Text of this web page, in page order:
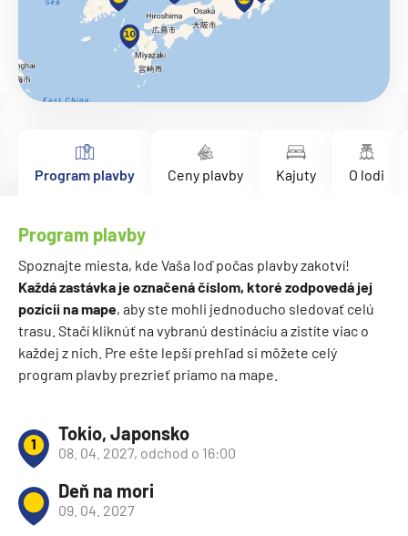
Program plavby Ceny plavby Kajuty O lodi
Program plavby
Spoznajte miesta, kde Vaša loď počas plavby zakotví!
Každá zastávka je označená číslom, ktoré zodpovedá jej
pozícii na mape, aby ste mohli jednoducho sledovať celú
trasu. Stačí kliknúť na vybranú destináciu a zistíte viac o
každej z nich. Pre ešte lepší prehľad si môžete celý
program plavby prezrieť priamo na mape.
1 Tokio, Japonsko
08. 04. 2027, odchod o 16:00
Deň na mori
09. 04. 2027